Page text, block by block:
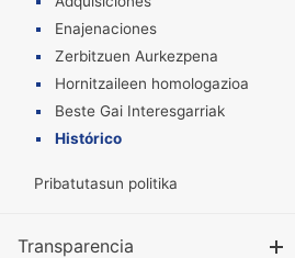
Enajenaciones
Zerbitzuen Aurkezpena
Hornitzaileen homologazioa
Beste Gai Interesgarriak
Histórico
Pribatutasun politika
Transparencia